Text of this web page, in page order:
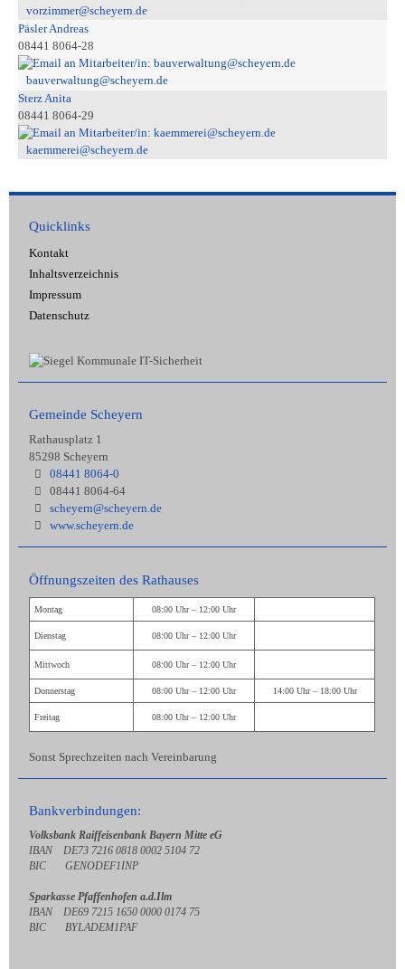
vorzimmer@scheyern.de
Päsler Andreas
08441 8064-28
bauverwaltung@scheyern.de
Sterz Anita
08441 8064-29
kaemmerei@scheyern.de
Quicklinks
Kontakt
Inhaltsverzeichnis
Impressum
Datenschutz
Gemeinde Scheyern
Rathausplatz 1
85298 Scheyern
08441 8064-0
08441 8064-64
scheyern@scheyern.de
www.scheyern.de
Öffnungszeiten des Rathauses
Montag 08:00 Uhr – 12:00 Uhr
Dienstag 08:00 Uhr – 12:00 Uhr
Mittwoch 08:00 Uhr – 12:00 Uhr
Donnerstag 08:00 Uhr – 12:00 Uhr 14:00 Uhr – 18:00 Uhr
Freitag 08:00 Uhr – 12:00 Uhr
Sonst Sprechzeiten nach Vereinbarung
Bankverbindungen:
Volksbank Raiffeisenbank Bayern Mitte eG
IBAN DE73 7216 0818 0002 5104 72
BIC GENODEF1INP
Sparkasse Pfaffenhofen a.d.Ilm
IBAN DE69 7215 1650 0000 0174 75
BIC BYLADEM1PAF